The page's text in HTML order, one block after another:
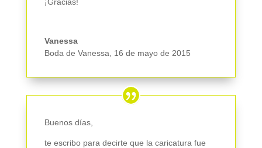
Vanessa
Boda de Vanessa
16 de mayo de 2015
Buenos días,
te escribo para decirte que la caricatura fue